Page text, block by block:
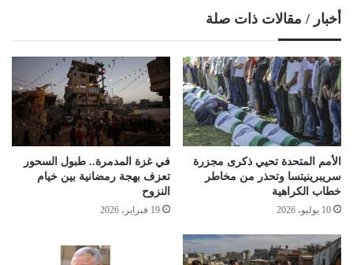
أخبار / مقالات ذات صلة
الأمم المتحدة تحيي ذكرى مجزرة
سريبرينيتسا وتحذر من مخاطر
خطاب الكراهية
10 يوليو، 2026
في غزة المدمرة.. طبول السحور
تعزف بهجة رمضانية بين خيام
النزوح
19 فبراير، 2026